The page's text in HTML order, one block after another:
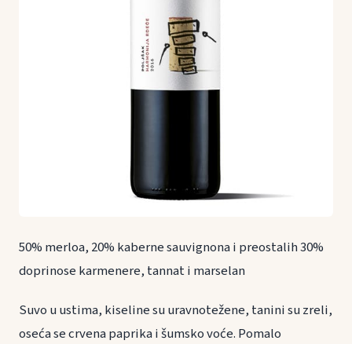
50% merloa, 20% kaberne sauvignona i preostalih 30%
doprinose karmenere, tannat i marselan
Suvo u ustima, kiseline su uravnotežene, tanini su zreli,
oseća se crvena paprika i šumsko voće. Pomalo